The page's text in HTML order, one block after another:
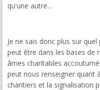
qu'une autre...
Je ne sais donc plus sur
peut être dans les bases de
âmes charitables
peut nous renseigner quant
chantiers et la signalisation